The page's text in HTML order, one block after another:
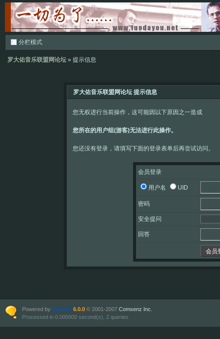
分栏模式
罗大佑音乐联盟网论坛» 提示信息
罗大佑音乐联盟网论坛 提示信息
您无权进行当前操作，这可能因以下原因之一造成
您所在的用户组(游客)无法进行此操作。
您还没有登录，请填写下面的登录表单后再尝试访问。
会员登录
用户名 UID
密码
安全提问
回答
会员
Powered by Discuz! 6.0.0© 2001-2007 Comsenz Inc.
Processed in 0.000000 second(s), 2 queries.